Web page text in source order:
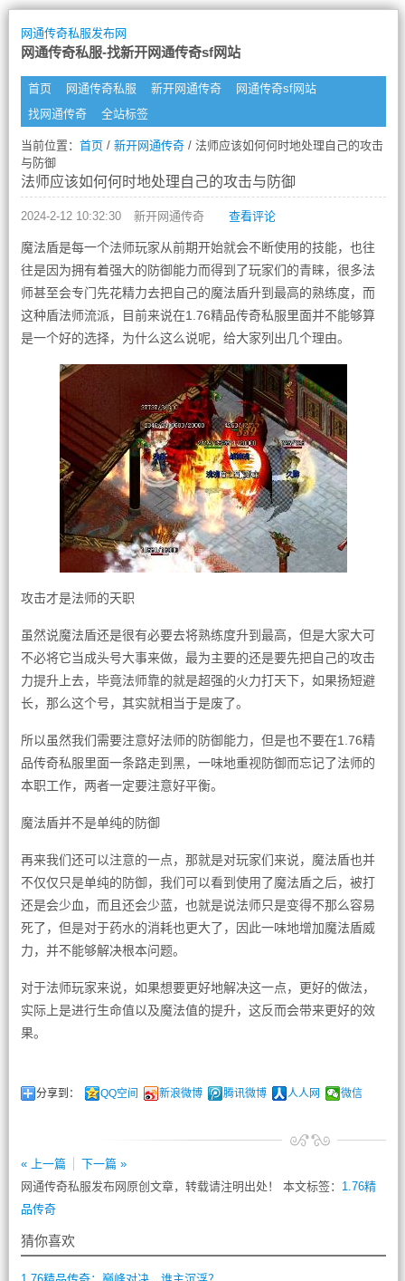
网通传奇私服发布网
网通传奇私服-找新开网通传奇sf网站
首页 网通传奇私服 新开网通传奇
网通传奇sf网站
找网通传奇
全站标签
当前位置： 首页/ 新开网通传奇/ 法师应该如何何时地处理自己的攻击
与防御
法师应该如何何时地处理自己的攻击与防御
2024-2-12 10:32:30 新开网通传奇 查看评论
魔法盾是每一个法师玩家从前期开始就会不断使用的技能，也往
往是因为拥有着强大的防御能力而得到了玩家们的青睐，很多法
师甚至会专门先花精力去把自己的魔法盾升到最高的熟练度，而
这种盾法师流派，目前来说在1.76精品传奇私服里面并不能够算
是一个好的选择，为什么这么说呢，给大家列出几个理由。
攻击才是法师的天职
虽然说魔法盾还是很有必要去将熟练度升到最高，但是大家大可
不必将它当成头号大事来做，最为主要的还是要先把自己的攻击
力提升上去，毕竟法师靠的就是超强的火力打天下，如果扬短避
长，那么这个号，其实就相当于是废了。
所以虽然我们需要注意好法师的防御能力，但是也不要在1.76精
品传奇私服里面一条路走到黑，一味地重视防御而忘记了法师的
本职工作，两者一定要注意好平衡。
魔法盾并不是单纯的防御
再来我们还可以注意的一点，那就是对玩家们来说，魔法盾也并
不仅仅只是单纯的防御，我们可以看到使用了魔法盾之后，被打
还是会少血，而且还会少蓝，也就是说法师只是变得不那么容易
死了，但是对于药水的消耗也更大了，因此一味地增加魔法盾威
力，并不能够解决根本问题。
对于法师玩家来说，如果想要更好地解决这一点，更好的做法，
实际上是进行生命值以及魔法值的提升，这反而会带来更好的效
果。
分享到： QQ空间 新浪微博 腾讯微博 人人网 微信
« 上一篇
下一篇 »
网通传奇私服发布网原创文章，转载请注明出处！ 本文标签： 1.76精
品传奇
猜你喜欢